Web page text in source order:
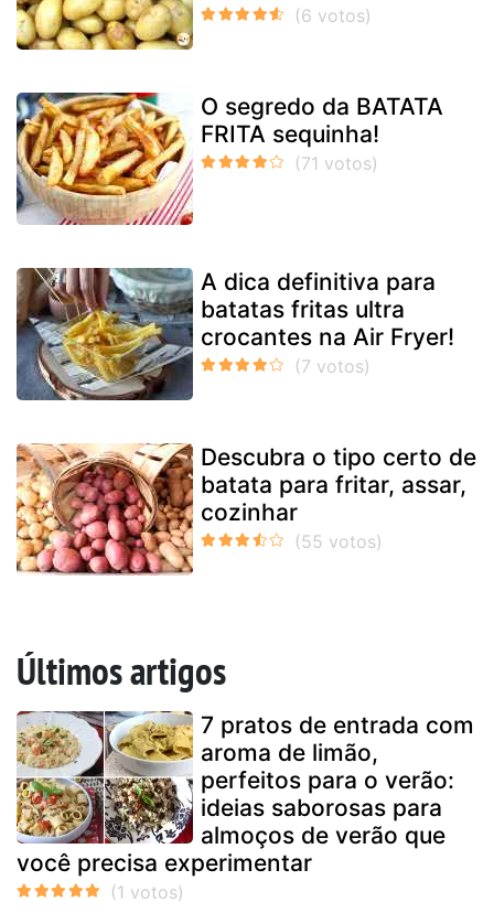
O segredo da BATATA
FRITA sequinha!
A dica definitiva para
batatas fritas ultra
crocantes na Air Fryer!
Descubra o tipo certo de
batata para fritar, assar,
cozinhar
Últimos artigos
7 pratos de entrada com
aroma de limão,
perfeitos para o verão:
ideias saborosas para
almoços de verão que
você precisa experimentar